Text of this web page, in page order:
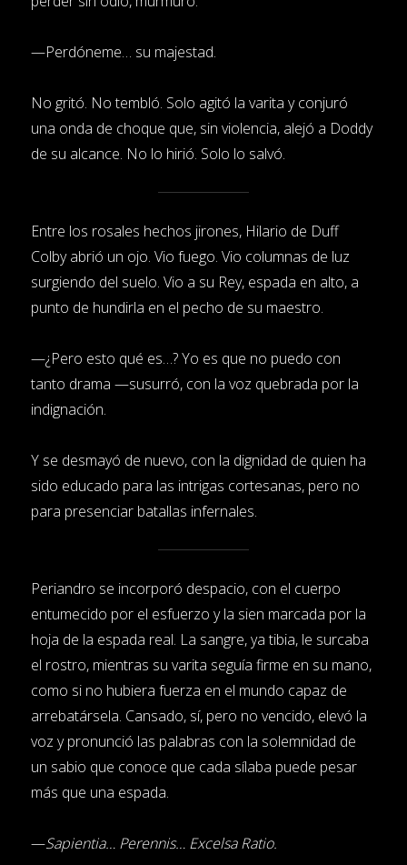
—Perdóneme… su majestad.
No gritó. No tembló. Solo agitó la varita y conjuró
una onda de choque que, sin violencia, alejó a Doddy
de su alcance. No lo hirió. Solo lo salvó.
Entre los rosales hechos jirones, Hilario de Duff
Colby abrió un ojo. Vio fuego. Vio columnas de luz
surgiendo del suelo. Vio a su Rey, espada en alto, a
punto de hundirla en el pecho de su maestro.
—¿Pero esto qué es…? Yo es que no puedo con
tanto drama —susurró, con la voz quebrada por la
indignación.
Y se desmayó de nuevo, con la dignidad de quien ha
sido educado para las intrigas cortesanas, pero no
para presenciar batallas infernales.
Periandro se incorporó despacio, con el cuerpo
entumecido por el esfuerzo y la sien marcada por la
hoja de la espada real. La sangre, ya tibia, le surcaba
el rostro, mientras su varita seguía firme en su mano,
como si no hubiera fuerza en el mundo capaz de
arrebatársela. Cansado, sí, pero no vencido, elevó la
voz y pronunció las palabras con la solemnidad de
un sabio que conoce que cada sílaba puede pesar
más que una espada.
—Sapientia… Perennis… Excelsa Ratio.